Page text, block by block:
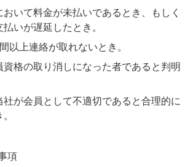
いて料金が未払いであるとき、もしく
いが遅延したとき。
以上連絡が取れないとき。
格の取り消しになった者であると判明
が会員として不適切であると合理的に
項